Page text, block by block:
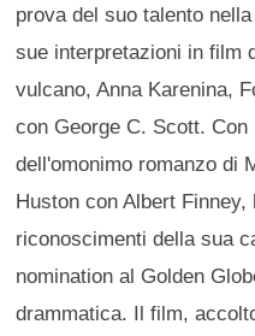
prova del suo talento
sue interpretazioni in film
vulcano, Anna Karenina,
con George C. Scott.
dell'omonimo romanzo di
Huston con Albert
riconoscimenti della sua
nomination al Golden
drammatica. Il film,